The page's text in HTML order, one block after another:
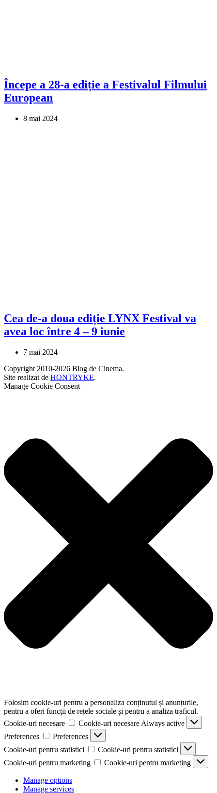
Începe a 28-a ediție a Festivalul Filmului
European
8 mai 2024
Cea de-a doua ediție LYNX Festival va
avea loc între 4 – 9 iunie
7 mai 2024
Copyright 2010-2026 Blog de Cinema.
Site realizat de HONTRYKE.
Manage Cookie Consent
Folosim cookie-uri pentru a personaliza conținutul și anunțurile,
pentru a oferi funcții de rețele sociale și pentru a analiza traficul.
Cookie-uri necesare
Cookie-uri necesare Always active
Preferences
Preferences
Cookie-uri pentru statistici
Cookie-uri pentru statistici
Cookie-uri pentru marketing
Cookie-uri pentru marketing
Manage options
Manage services